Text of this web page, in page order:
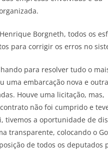
Borgneth, todos os
para corrigir os erros no
para resolver tudo o
uma embarcação nova e
Houve uma licitação, mas,
não foi cumprido e
tivemos a oportunidade de
transparente, colocando o
de todos os deputados